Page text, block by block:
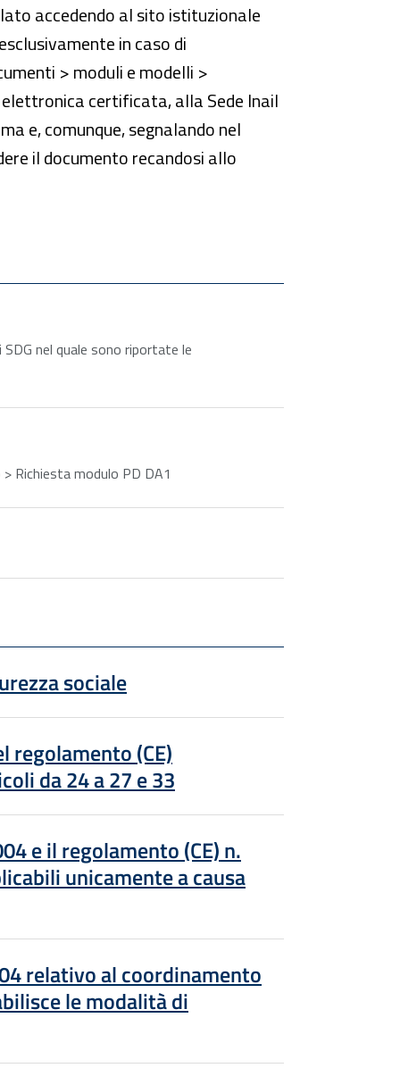
accedendo al sito istituzionale
in caso di
> moduli e modelli >
certificata, alla Sede Inail
e, comunque, segnalando nel
il documento recandosi allo
nel quale sono riportate le
Richiesta modulo PD DA1
sociale
regolamento (CE)
da 24 a 27 e 33
e il regolamento (CE) n.
unicamente a causa
relativo al coordinamento
le modalità di